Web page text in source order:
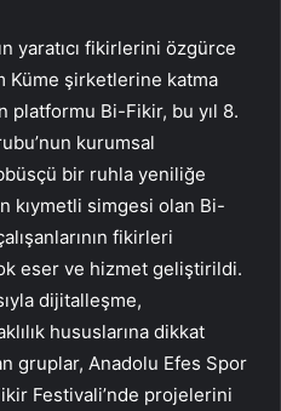
yaratıcı fikirlerini özgürce
şirketlerine katma
platformu Bi-Fikir, bu yıl 8.
kurumsal
bir ruhla yeniliğe
kıymetli simgesi olan Bi-
fikirleri
eser ve hizmet geliştirildi.
dijitalleşme,
hususlarına dikkat
gruplar, Anadolu Efes Spor
Festivali’nde projelerini